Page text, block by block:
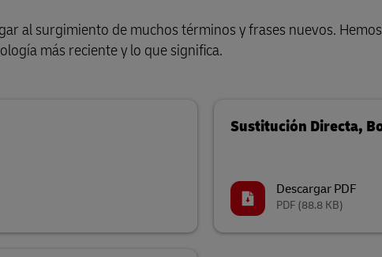
al surgimiento de muchos términos y frases nuevos.
más reciente y lo que significa.
Sustitución Directa,
Descargar PDF
PDF (88.8 KB)